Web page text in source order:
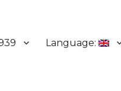
Language: